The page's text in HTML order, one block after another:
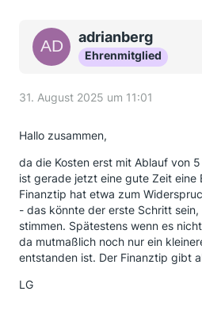
adrianberg
Ehrenmitglied
31. August 2025 um 11:01
Hallo zusammen,
da die Kosten erst mit Ablauf von
ist gerade jetzt eine gute Zeit eine
Finanztip hat etwa zum
- das könnte der erste Schritt
stimmen. Spätestens wenn es
da mutmaßlich noch nur ein
entstanden ist. Der Finanztip gibt
LG